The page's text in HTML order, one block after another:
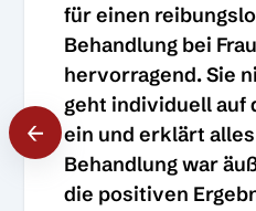
für einen
Behandlung bei
hervorragend. Sie
geht individuell auf
ein und erklärt
Behandlung war
die positiven